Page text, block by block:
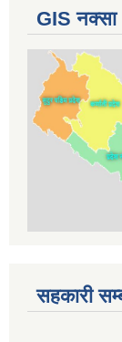
GIS नक्सा
सहकारी